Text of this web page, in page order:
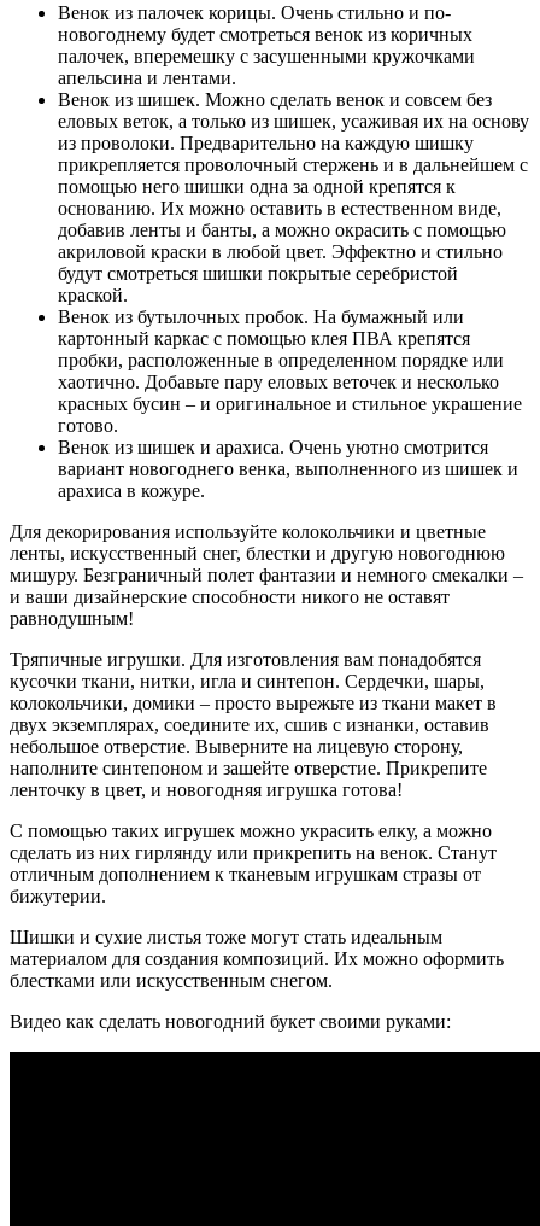
Венок из палочек корицы. Очень стильно и по-
новогоднему будет смотреться венок из коричных
палочек, вперемешку с засушенными кружочками
апельсина и лентами.
Венок из шишек. Можно сделать венок и совсем без
еловых веток, а только из шишек, усаживая их на основу
из проволоки. Предварительно на каждую шишку
прикрепляется проволочный стержень и в дальнейшем с
помощью него шишки одна за одной крепятся к
основанию. Их можно оставить в естественном виде,
добавив ленты и банты, а можно окрасить с помощью
акриловой краски в любой цвет. Эффектно и стильно
будут смотреться шишки покрытые серебристой
краской.
Венок из бутылочных пробок. На бумажный или
картонный каркас с помощью клея ПВА крепятся
пробки, расположенные в определенном порядке или
хаотично. Добавьте пару еловых веточек и несколько
красных бусин – и оригинальное и стильное украшение
готово.
Венок из шишек и арахиса. Очень уютно смотрится
вариант новогоднего венка, выполненного из шишек и
арахиса в кожуре.
Для декорирования используйте колокольчики и цветные
ленты, искусственный снег, блестки и другую новогоднюю
мишуру. Безграничный полет фантазии и немного смекалки –
и ваши дизайнерские способности никого не оставят
равнодушным!
Тряпичные игрушки. Для изготовления вам понадобятся
кусочки ткани, нитки, игла и синтепон. Сердечки, шары,
колокольчики, домики – просто вырежьте из ткани макет в
двух экземплярах, соедините их, сшив с изнанки, оставив
небольшое отверстие. Выверните на лицевую сторону,
наполните синтепоном и зашейте отверстие. Прикрепите
ленточку в цвет, и новогодняя игрушка готова!
С помощью таких игрушек можно украсить елку, а можно
сделать из них гирлянду или прикрепить на венок. Станут
отличным дополнением к тканевым игрушкам стразы от
бижутерии.
Шишки и сухие листья тоже могут стать идеальным
материалом для создания композиций. Их можно оформить
блестками или искусственным снегом.
Видео как сделать новогодний букет своими руками: